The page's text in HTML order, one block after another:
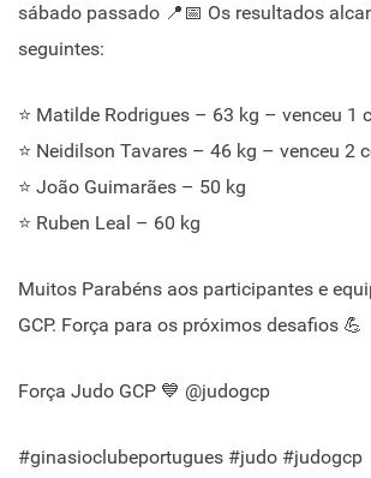
sábado passado 📍📅 Os resultados
seguintes:
⭐ Matilde Rodrigues – 63 kg – venceu 1
⭐ Neidilson Tavares – 46 kg – venceu 2
⭐ João Guimarães – 50 kg
⭐ Ruben Leal – 60 kg
Muitos Parabéns aos participantes e
GCP. Força para os próximos desafios 💪
Força Judo GCP 💙 @judogcp
#ginasioclubeportugues #judo #judogcp